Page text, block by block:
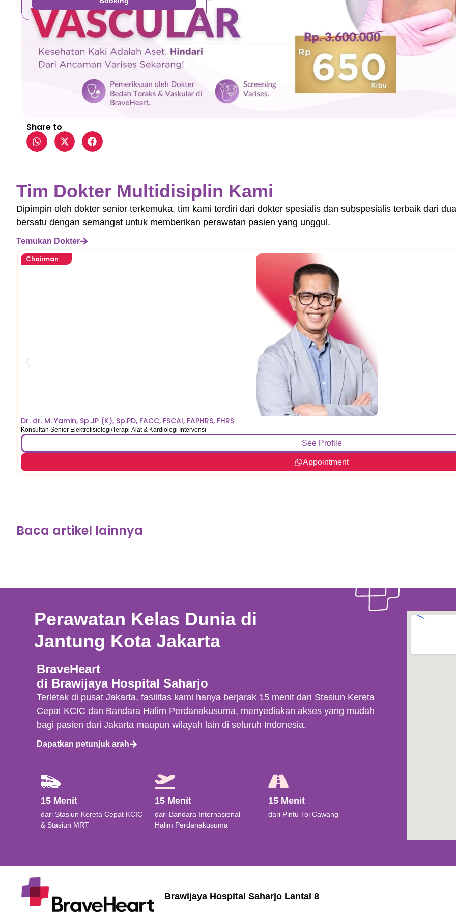
Share to
Tim Dokter Multidisiplin Kami
Dipimpin oleh dokter senior terkemuka, tim kami terdiri dari dokter spesialis dan subspesialis terbaik dari
bersatu dengan semangat untuk memberikan perawatan pasien yang unggul.
Temukan Dokter
Chairman
Dr. dr. M. Yamin, Sp.JP (K), Sp.PD, FACC, FSCAI, FAPHRS, FHRS
Konsultan Senior Elektrofisiologi/Terapi Alat & Kardiologi Intervensi
See Profile
Appointment
Baca artikel lainnya
Perawatan Kelas Dunia di
Jantung Kota Jakarta
BraveHeart
di Brawijaya Hospital Saharjo
Terletak di pusat Jakarta, fasilitas kami hanya berjarak 15 menit dari Stasiun Kereta
Cepat KCIC dan Bandara Halim Perdanakusuma, menyediakan akses yang mudah
bagi pasien dari Jakarta maupun wilayah lain di seluruh Indonesia.
Dapatkan petunjuk arah
15 Menit
dari Stasiun Kereta Cepat KCIC
& Stasiun MRT
15 Menit
dari Bandara Internasional
Halim Perdanakusuma
15 Menit​
dari Pintu Tol Cawang
Brawijaya Hospital Saharjo Lantai 8